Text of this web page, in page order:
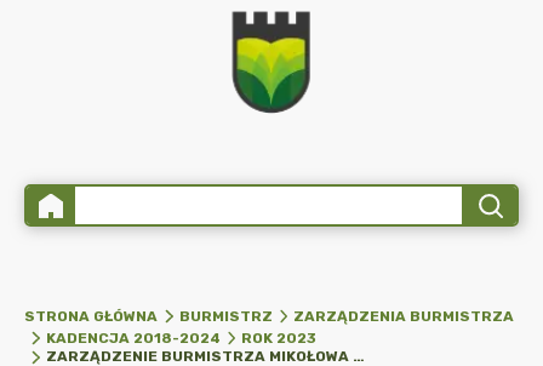
STRONA GŁÓWNA BURMISTRZ
ZARZĄDZENIA BURMISTRZA
KADENCJA 2018-2024
ROK 2023
ZARZĄDZENIE BURMISTRZA MIKOŁOWA NR 1754/186/23 W SPRAWIE SPRZEDAŻY NIERUCHOMOŚCI POŁOŻONEJ W MIKOŁOWIE PRZY UL. LAWENDOWEJ